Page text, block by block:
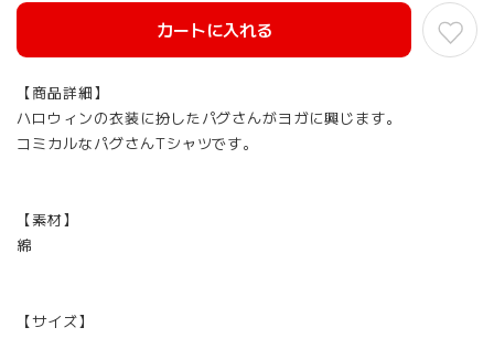
カートに入れる
【商品詳細】
ハロウィンの衣装に扮したパグさんがヨガに興じます。
コミカルなパグさんTシャツです。
【素材】
綿
【サイズ】